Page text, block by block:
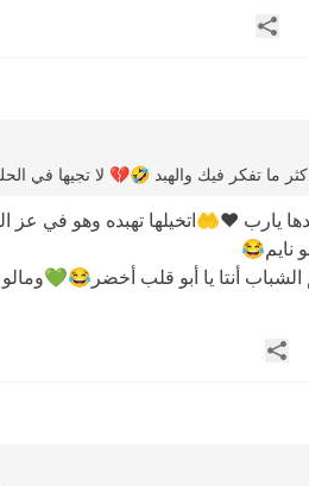
مشاركة
ما تفكر فيك والهبد 🤣💔 لا تجيها في
يارب ❤️🤲اتخيلها تهبده وهو في
نايم😂
الشباب أنتا يا أبو قلب
مشاركة